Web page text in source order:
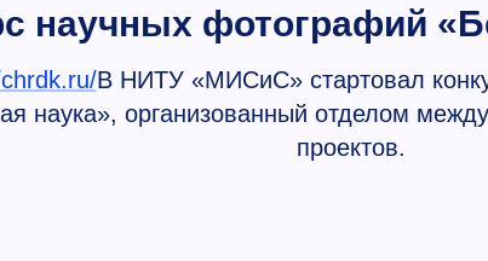
научных фотографий
В НИТУ «МИСиС» стартовал
наука», организованный отделом
проектов.